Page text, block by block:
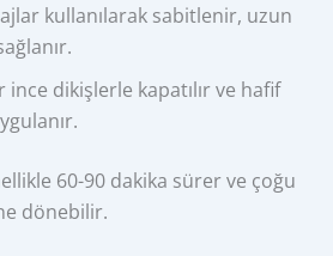
kullanılarak sabitlenir, uzun
ince dikişlerle kapatılır ve hafif
60-90 dakika sürer ve çoğu
dönebilir.